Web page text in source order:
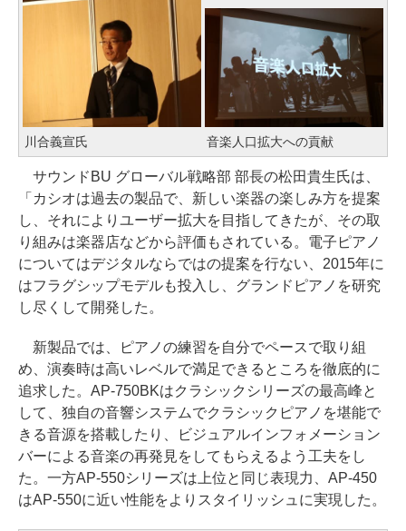
川合義宣氏 音楽人口拡大への貢献
サウンドBU グローバル戦略部 部長の松田貴生氏は、
「カシオは過去の製品で、新しい楽器の楽しみ方を提案
し、それによりユーザー拡大を目指してきたが、その取
り組みは楽器店などから評価もされている。電子ピアノ
についてはデジタルならではの提案を行ない、2015年に
はフラグシップモデルも投入し、グランドピアノを研究
し尽くして開発した。
新製品では、ピアノの練習を自分でペースで取り組
め、演奏時は高いレベルで満足できるところを徹底的に
追求した。AP-750BKはクラシックシリーズの最高峰と
して、独自の音響システムでクラシックピアノを堪能で
きる音源を搭載したり、ビジュアルインフォメーション
バーによる音楽の再発見をしてもらえるよう工夫をし
た。一方AP-550シリーズは上位と同じ表現力、AP-450
はAP-550に近い性能をよりスタイリッシュに実現した。